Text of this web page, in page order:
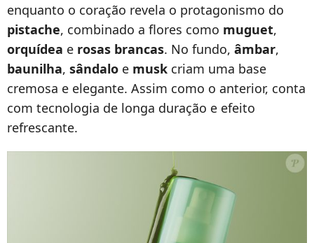
enquanto o coração revela o protagonismo do
pistache, combinado a flores como muguet,
orquídea e rosas brancas. No fundo, âmbar,
baunilha, sândalo e musk criam uma base
cremosa e elegante. Assim como o anterior, conta
com tecnologia de longa duração e efeito
refrescante.